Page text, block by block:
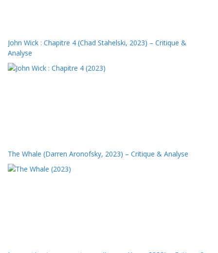
John Wick : Chapitre 4 (Chad Stahelski, 2023) – Critique &
Analyse
The Whale (Darren Aronofsky, 2023) – Critique & Analyse